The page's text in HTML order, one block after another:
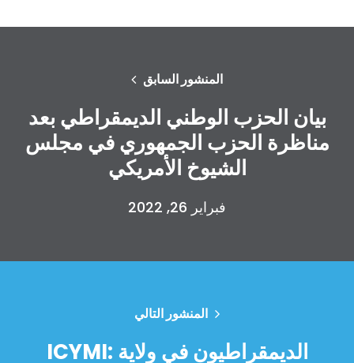
الصحافة
الإجراء
المنشور السابق
بيان الحزب الوطني الديمقراطي بعد
مناظرة الحزب الجمهوري في مجلس
الشيوخ الأمريكي
فبراير 26, 2022
المنشور التالي
ICYMI: الديمقراطيون في ولاية